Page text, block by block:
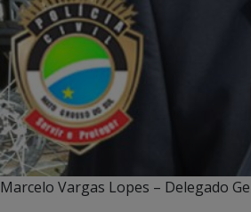
Marcelo Vargas Lopes – Delegado